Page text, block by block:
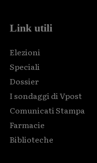
Link utili
Elezioni
Speciali
Dossier
I sondaggi di Vpost
Comunicati Stampa
Farmacie
Biblioteche